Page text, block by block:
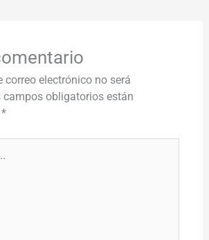
correo electrónico no será
campos obligatorios están
*